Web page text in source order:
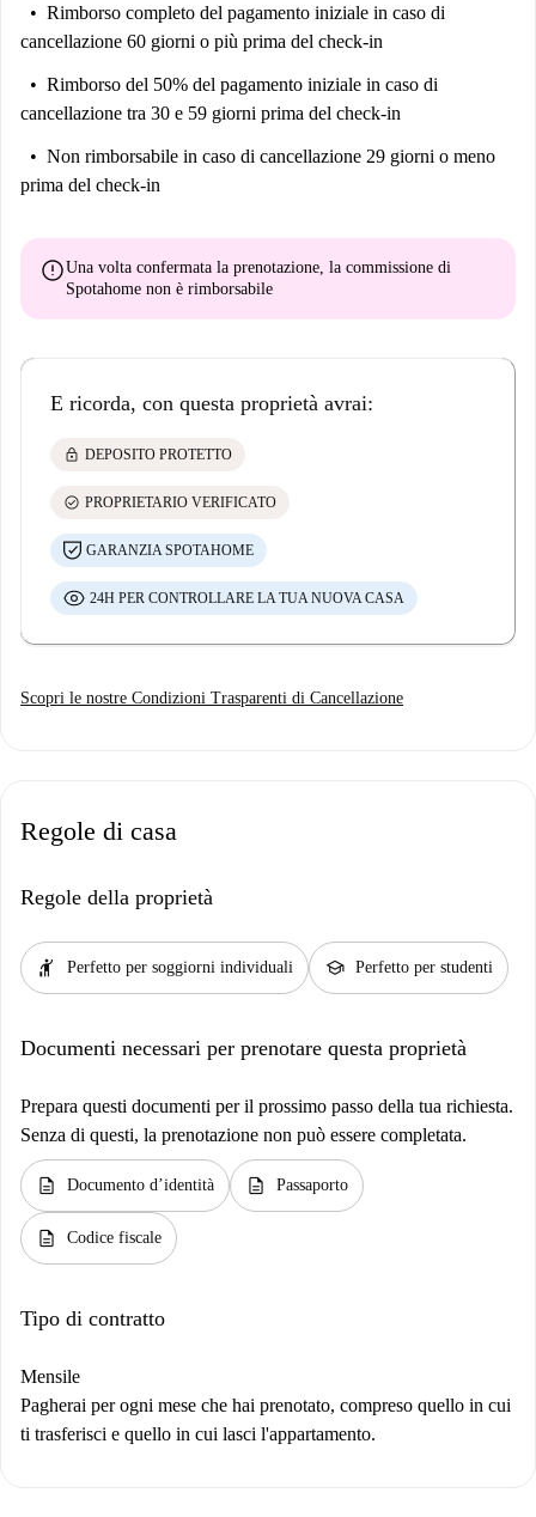
Rimborso completo del pagamento iniziale in caso di
cancellazione 60 giorni o più prima del check-in
Rimborso del 50% del pagamento iniziale in caso di
cancellazione tra 30 e 59 giorni prima del check-in
Non rimborsabile in caso di cancellazione 29 giorni o meno
prima del check-in
errorUna volta confermata la prenotazione, la commissione di
Spotahome non è rimborsabile
E ricorda, con questa proprietà avrai:
lock DEPOSITO PROTETTO
check_circle PROPRIETARIO VERIFICATO
GARANZIA SPOTAHOME
24H PER CONTROLLARE LA TUA NUOVA CASA
Scopri le nostre Condizioni Trasparenti di Cancellazione
Regole di casa
Regole della proprietà
hail Perfetto per soggiorni individuali school Perfetto per studenti
Documenti necessari per prenotare questa proprietà
Prepara questi documenti per il prossimo passo della tua richiesta.
Senza di questi, la prenotazione non può essere completata.
description Documento d’identità description Passaporto
description Codice fiscale
Tipo di contratto
Mensile
Pagherai per ogni mese che hai prenotato, compreso quello in cui
ti trasferisci e quello in cui lasci l'appartamento.